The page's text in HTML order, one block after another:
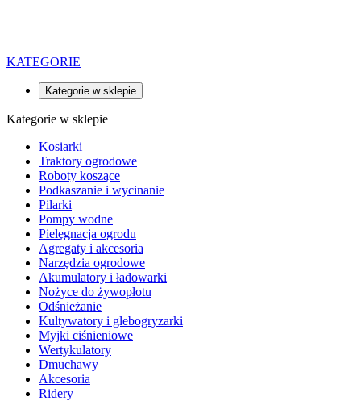
KATEGORIE
Kategorie w sklepie
Kategorie w sklepie
Kosiarki
Traktory ogrodowe
Roboty koszące
Podkaszanie i wycinanie
Pilarki
Pompy wodne
Pielęgnacja ogrodu
Agregaty i akcesoria
Narzędzia ogrodowe
Akumulatory i ładowarki
Nożyce do żywopłotu
Odśnieżanie
Kultywatory i glebogryzarki
Myjki ciśnieniowe
Wertykulatory
Dmuchawy
Akcesoria
Ridery